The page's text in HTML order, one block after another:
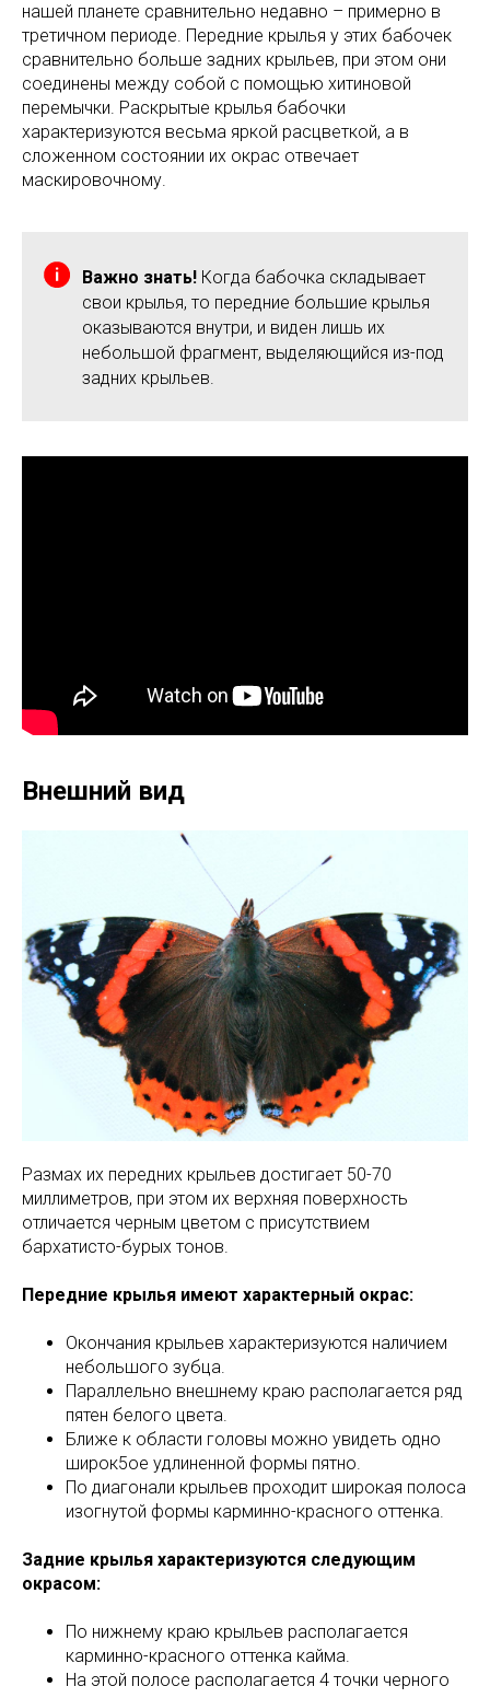
нашей планете сравнительно недавно – примерно в
третичном периоде. Передние крылья у этих бабочек
сравнительно больше задних крыльев, при этом они
соединены между собой с помощью хитиновой
перемычки. Раскрытые крылья бабочки
характеризуются весьма яркой расцветкой, а в
сложенном состоянии их окрас отвечает
маскировочному.
Важно знать! Когда бабочка складывает
свои крылья, то передние большие крылья
оказываются внутри, и виден лишь их
небольшой фрагмент, выделяющийся из-под
задних крыльев.
Внешний вид
Размах их передних крыльев достигает 50-70
миллиметров, при этом их верхняя поверхность
отличается черным цветом с присутствием
бархатисто-бурых тонов.
Передние крылья имеют характерный окрас:
Окончания крыльев характеризуются наличием
небольшого зубца.
Параллельно внешнему краю располагается ряд
пятен белого цвета.
Ближе к области головы можно увидеть одно
широк5ое удлиненной формы пятно.
По диагонали крыльев проходит широкая полоса
изогнутой формы карминно-красного оттенка.
Задние крылья характеризуются следующим
окрасом:
По нижнему краю крыльев располагается
карминно-красного оттенка кайма.
На этой полосе располагается 4 точки черного